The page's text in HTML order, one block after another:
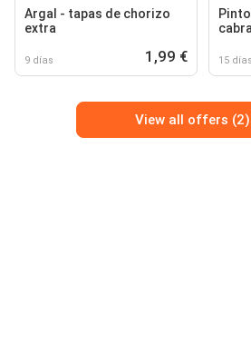
Argal - tapas de chorizo
extra
9 días 1,99 € 15 días
View all offers (2)